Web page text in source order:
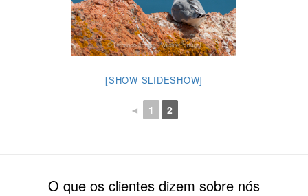
[SHOW SLIDESHOW]
◄ 1 2
O que os clientes dizem sobre nós